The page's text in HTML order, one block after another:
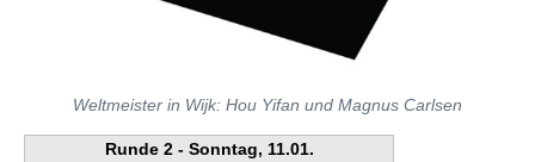
Weltmeister in Wijk: Hou Yifan und Magnus Carlsen
Runde 2 - Sonntag, 11.01.